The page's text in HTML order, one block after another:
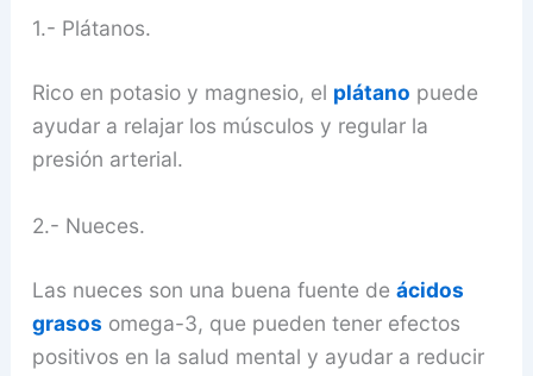
1.- Plátanos.
Rico en potasio y magnesio, el plátano puede
ayudar a relajar los músculos y regular la
presión arterial.
2.- Nueces.
Las nueces son una buena fuente de ácidos
grasos omega-3, que pueden tener efectos
positivos en la salud mental y ayudar a reducir